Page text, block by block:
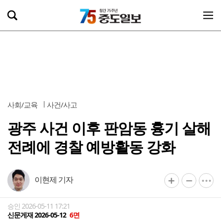
사회/교육 사건/사고
광주 사건 이후 판암동 흉기 살해
전례에 경찰 예방활동 강화
이현제 기자
승인 2026-05-11 17:21
신문게재 2026-05-12 6면